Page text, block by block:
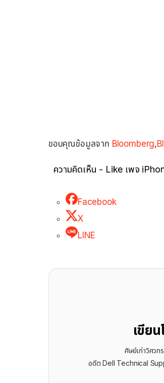
ขอบคุณข้อมูลจาก Bloomberg,
ความคิดเห็น - Like เพจ
Facebook
X
LINE
เขียน
ศิษย์เก่าวิศว
อดีต Dell Technical